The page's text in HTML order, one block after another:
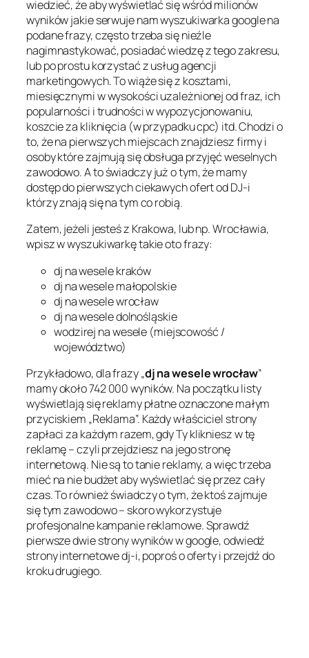
wiedzieć, że aby wyświetlać się wśród milionów
wyników jakie serwuje nam wyszukiwarka google na
podane frazy, często trzeba się nieźle
nagimnastykować, posiadać wiedzę z tego zakresu,
lub po prostu korzystać z usług agencji
marketingowych. To wiąże się z kosztami,
miesięcznymi w wysokości uzależnionej od fraz, ich
popularności i trudności w wypozycjonowaniu,
koszcie za kliknięcia (w przypadku cpc) itd. Chodzi o
to, że na pierwszych miejscach znajdziesz firmy i
osoby które zajmują się obsługa przyjęć weselnych
zawodowo. A to świadczy już o tym, że mamy
dostęp do pierwszych ciekawych ofert od DJ-i
którzy znają się na tym co robią.
Zatem, jeżeli jesteś z Krakowa, lub np. Wrocławia,
wpisz w wyszukiwarkę takie oto frazy:
dj na wesele kraków
dj na wesele małopolskie
dj na wesele wrocław
dj na wesele dolnośląskie
wodzirej na wesele (miejscowość /
województwo)
Przykładowo, dla frazy „dj na wesele wrocław”
mamy około 742 000 wyników. Na początku listy
wyświetlają się reklamy płatne oznaczone małym
przyciskiem „Reklama”. Każdy właściciel strony
zapłaci za każdym razem, gdy Ty klikniesz w tę
reklamę – czyli przejdziesz na jego stronę
internetową. Nie są to tanie reklamy, a więc trzeba
mieć na nie budżet aby wyświetlać się przez cały
czas. To również świadczy o tym, że ktoś zajmuje
się tym zawodowo – skoro wykorzystuje
profesjonalne kampanie reklamowe. Sprawdź
pierwsze dwie strony wyników w google, odwiedź
strony internetowe dj-i, poproś o oferty i przejdź do
kroku drugiego.